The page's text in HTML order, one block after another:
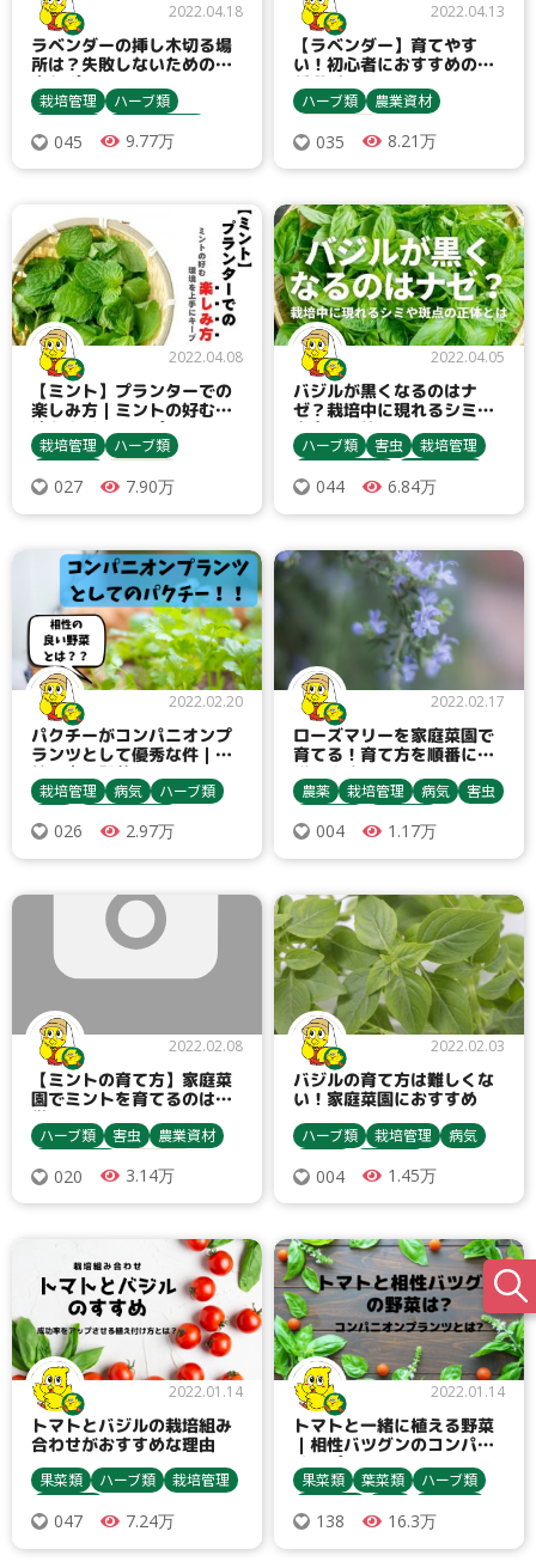
2022.04.18
ラベンダーの挿し木切る場
所は？失敗しないための大
事なポイント
栽培管理
ハーブ類
収穫・貯蔵
栽培方法
ラベンダー
045 9.77万
2022.04.13
【ラベンダー】育てやす
い！初心者におすすめの品
種選び
ハーブ類
農業資材
035 8.21万
2022.04.08
【ミント】プランターでの
楽しみ方｜ミントの好む環
境を上手にキープ
栽培管理
ハーブ類
ミント類
027 7.90万
2022.04.05
バジルが黒くなるのはナ
ゼ？栽培中に現れるシミや
斑点の正体とは？
ハーブ類 害虫
栽培管理
バジル
アブラムシ類
病害虫対策
ダニ類
044 6.84万
2022.02.20
パクチーがコンパニオンプ
ランツとして優秀な件｜相
性の良い野菜は？
栽培管理 病気
ハーブ類
収穫・貯蔵
栽培方法
うどんこ病
灰色かび病
コリアンダー
アブラムシ類
ヨトウムシ類
ダニ類
026 2.97万
2022.02.17
ローズマリーを家庭菜園で
育てる！育て方を順番に解
説します
農薬 栽培管理 病気
害虫
収穫・貯蔵
殺虫剤
栽培方法
うどんこ病
アブラムシ類
ローズマリー
004 1.17万
2022.02.08
【ミントの育て方】家庭菜
園でミントを育てるのは簡
単
ハーブ類 害虫
農業資材
アブラムシ類
ヨトウムシ類
ダニ類
020 3.14万
2022.02.03
バジルの育て方は難しくな
い！家庭菜園におすすめ
ハーブ類 栽培管理
病気
収穫・貯蔵
害虫
栽培方法
うどんこ病
炭疽病
004 1.45万
2022.01.14
トマトとバジルの栽培組み
合わせがおすすめな理由
果菜類 ハーブ類
栽培管理
トマト・ミニトマト
栽培方法
レモンバーム
047 7.24万
2022.01.14
トマトと一緒に植える野菜
｜相性バツグンのコンパニ
オンプランツとは
果菜類 葉菜類
ハーブ類
収穫・貯蔵
トマト・ミニトマト
ネギ
138 16.3万